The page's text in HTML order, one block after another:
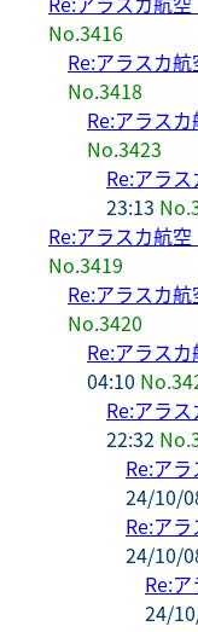
No.3416
Re:アラスカ
No.3418
Re:アラス
No.3423
Re:アラ
23:13
Re:アラスカ航
No.3419
Re:アラスカ
No.3420
Re:アラス
04:10
Re:アラ
22:32
Re:ア
24/10/
Re:ア
24/10/
Re:
24/